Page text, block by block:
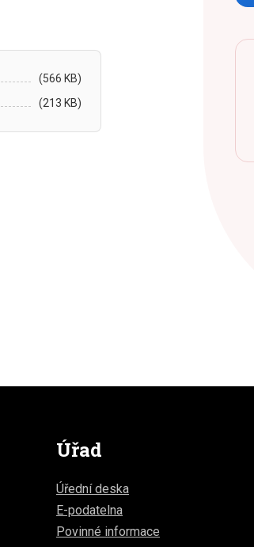
(566 KB)
(213 KB)
Úřad
Úřední deska
E-podatelna
Povinné informace